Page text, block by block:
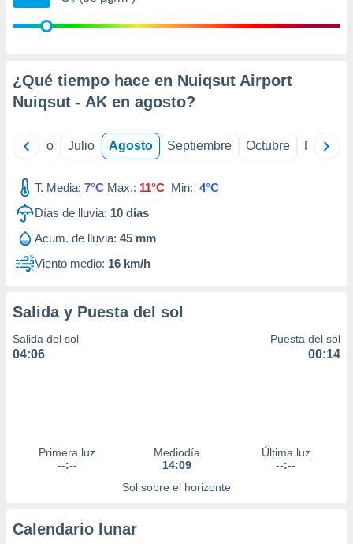
publicidad
publicidad
1199
¿Qué tiempo hace en Nuiqsut Airport
Nuiqsut - AK en agosto?
Junio Julio Agosto Septiembre Octubre
T. Media: 7°C Max.: 11°C Min: 4°C
Días de lluvia: 10 días
Acum. de lluvia: 45 mm
Viento medio: 16 km/h
Salida y Puesta del sol
Salida del sol
04:06
Puesta del sol
00:14
Primera luz
--:--
Mediodía
14:09
Última luz
--:--
Sol sobre el horizonte
Calendario lunar